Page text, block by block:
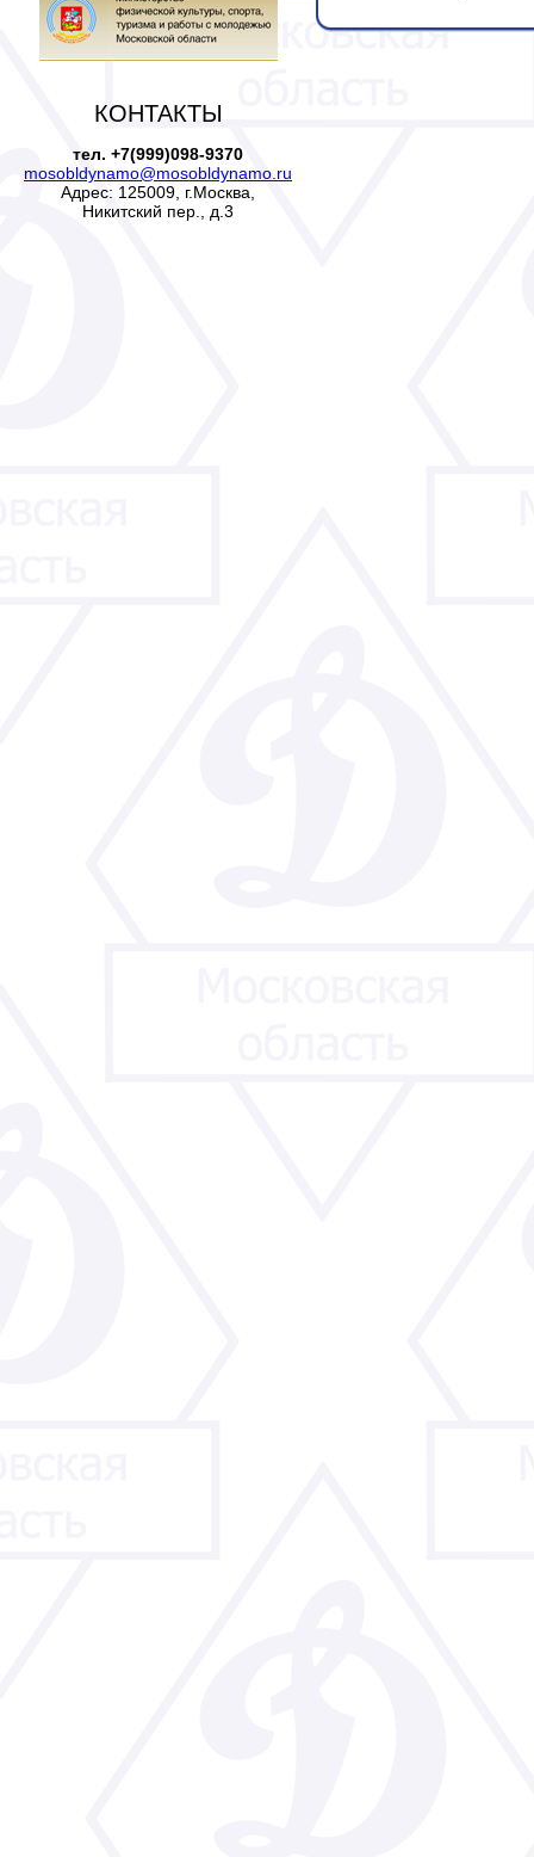
КОНТАКТЫ
тел. +7(999)098-9370
mosobldynamo@mosobldynamo.ru
Адрес: 125009, г.Москва,
Никитский пер., д.3